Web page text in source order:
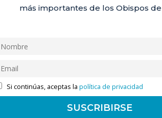
más importantes de los Obispos
Si continúas, aceptas lapolítica de privacidad